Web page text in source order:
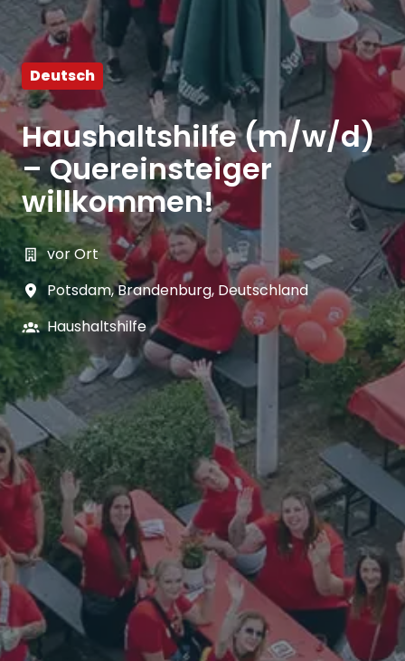
Deutsch
Haushaltshilfe (m/w/d)
– Quereinsteiger
willkommen!
vor Ort
Potsdam,Brandenburg, Deutschland
Haushaltshilfe